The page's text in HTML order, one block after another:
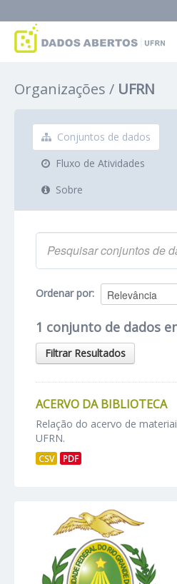
Grupos
Sobre
Organizações UFRN
Conjuntos de dados
Fluxo de Atividades
Sobre
Ordenar por
1 conjunto de dados
Filtrar Resultados
ACERVO DA BIBLIOTECA
Relação do acervo de
UFRN.
CSV PDF